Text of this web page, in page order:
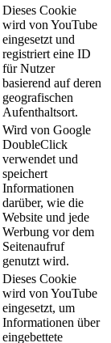
Dieses Cookie
wird von YouTube
eingesetzt und
registriert eine ID
für Nutzer
basierend auf deren
geografischen
Aufenthaltsort.
Wird von Google
DoubleClick
verwendet und
speichert
Informationen
darüber, wie die
Website und jede
Werbung vor dem
Seitenaufruf
genutzt wird.
Dieses Cookie
wird von YouTube
eingesetzt, um
Informationen über
eingebettete